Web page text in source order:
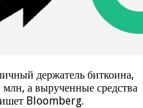
держатель биткоина,
а вырученные средства
Bloomberg.